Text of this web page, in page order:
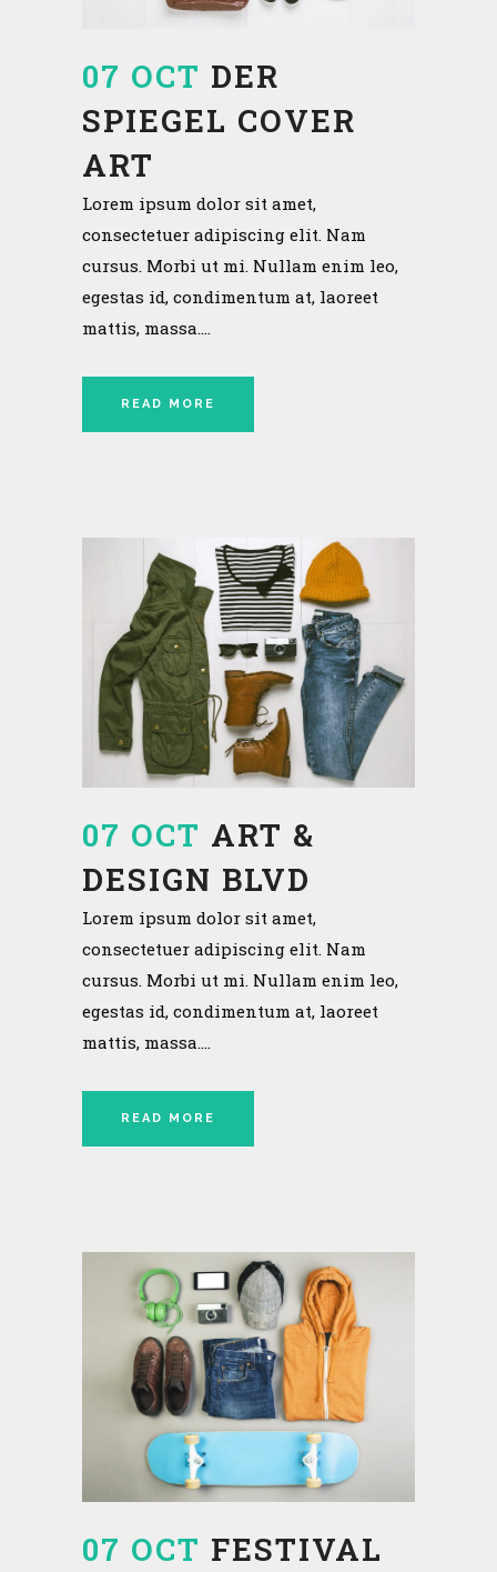
07 OCT DER
SPIEGEL COVER
ART
Lorem ipsum dolor sit amet,
consectetuer adipiscing elit. Nam
cursus. Morbi ut mi. Nullam enim leo,
egestas id, condimentum at, laoreet
mattis, massa....
READ MORE
07 OCT ART &
DESIGN BLVD
Lorem ipsum dolor sit amet,
consectetuer adipiscing elit. Nam
cursus. Morbi ut mi. Nullam enim leo,
egestas id, condimentum at, laoreet
mattis, massa....
READ MORE
07 OCT FESTIVAL